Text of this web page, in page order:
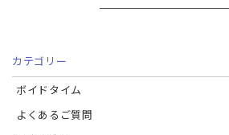
カテゴリー
ボイドタイム
よくあるご質問